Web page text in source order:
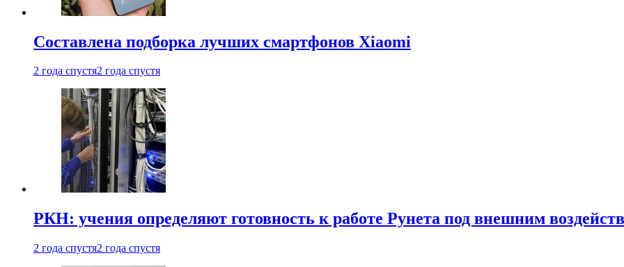
Составлена подборка лучших смартфонов Xiaomi
2 года спустя2 года спустя
РКН: учения определяют готовность к работе Рунета под внешним
2 года спустя2 года спустя